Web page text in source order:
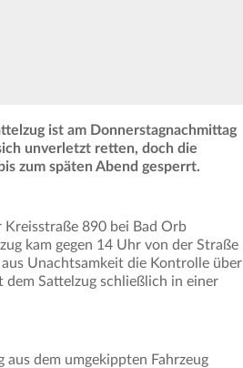
ist am Donnerstagnachmittag
unverletzt retten, doch die
zum späten Abend gesperrt.
890 bei Bad Orb
kam gegen 14 Uhr von der Straße
Unachtsamkeit die Kontrolle über
dem Sattelzug schließlich in einer
dem umgekippten Fahrzeug